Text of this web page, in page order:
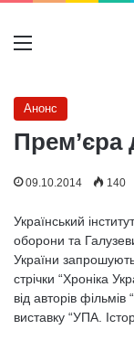
Меню
Анонс
09.10.2014 140
Український
оборони та
України
стрічки “Хроніка
від авторів
виставку “УПА.